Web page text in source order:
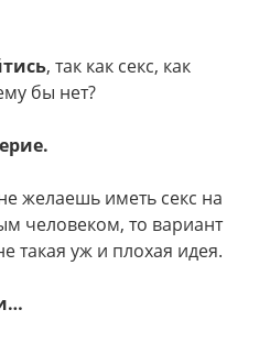
, так как секс, как
бы нет?
желаешь иметь секс на
человеком, то вариант
такая уж и плохая идея.